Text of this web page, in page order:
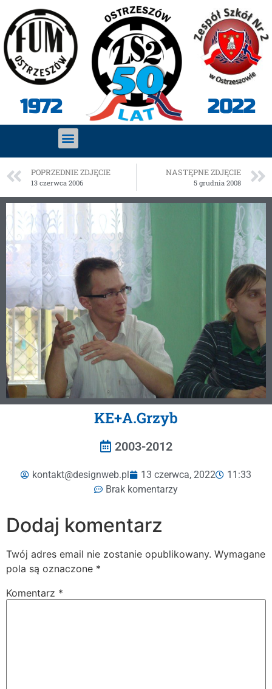
1972 2022
POPRZEDNIE ZDJĘCIE
13 czerwca 2006
NASTĘPNE ZDJĘCIE
5 grudnia 2008
KE+A.Grzyb
2003-2012
kontakt@designweb.pl 13 czerwca, 2022
11:33
Brak komentarzy
Dodaj komentarz
Twój adres email nie zostanie opublikowany. Wymagane
pola są oznaczone *
Komentarz *